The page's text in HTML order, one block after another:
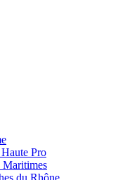
Pro
Maritimes
du Rhône